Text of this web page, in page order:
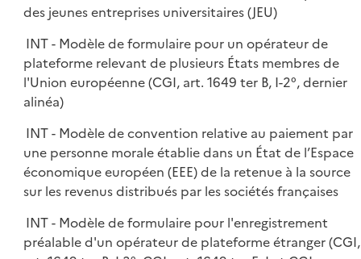
des jeunes entreprises universitaires (JEU)
INT - Modèle de formulaire pour un opérateur de
plateforme relevant de plusieurs États membres de
l'Union européenne (CGI, art. 1649 ter B, I-2°, dernier
alinéa)
INT - Modèle de convention relative au paiement par
une personne morale établie dans un État de l’Espace
économique européen (EEE) de la retenue à la source
sur les revenus distribués par les sociétés françaises
INT - Modèle de formulaire pour l'enregistrement
préalable d'un opérateur de plateforme étranger (CGI,